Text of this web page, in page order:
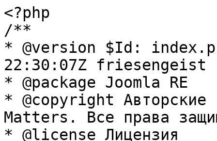
<?php
/**
* @version $Id:
22:30:07Z friesengeist
* @package Joomla RE
* @copyright Авторские
Matters. Все права
* @license Лицензия